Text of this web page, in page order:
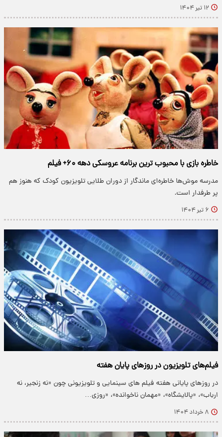
۱۲ تیر ۱۴۰۴
خاطره بازی با محبوب ترین برنامه عروسکی دهه ۶۰+ فیلم
مدرسه موش‌ها خاطره‌ای ماندگار از دوران طلایی تلویزیون کودک که هنوز هم
پر طرفدار است.
۶ تیر ۱۴۰۴
فیلم‌های تلویزیون در روزهای پایان هفته
در روزهای پایانی هفته فیلم های سینمایی و تلویزیونی چون «نه زنجیر، نه
ارباب»، «پالایشگاه»، «مهمان ناخوانده»، «روزی…
۸ خرداد ۱۴۰۴